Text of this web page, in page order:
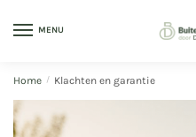
MENU
Home / Klachten en garantie